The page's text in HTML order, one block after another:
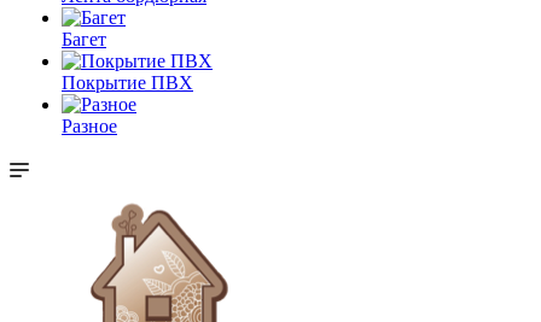
Багет
Покрытие ПВХ
Разное